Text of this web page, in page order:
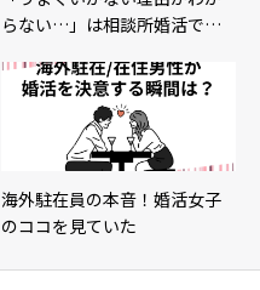
らない…」は相談所婚活で…
海外駐在員の本音！婚活女子
のココを見ていた